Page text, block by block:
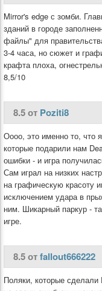
Mirror's edge с зомби.
зданий в городе
файлы" для
3-4 часа, но сюжет и
крафта плоха,
8,5/10
8.5 от Poziti8
Оооо, это именно то, что
которые подарили нам
ошибки - и игра
Сам играл на низких
на графическую красоту
исключением удара в
ним. Шикарный паркур -
игре.
8.5 отfallout666222
Поляки, которые